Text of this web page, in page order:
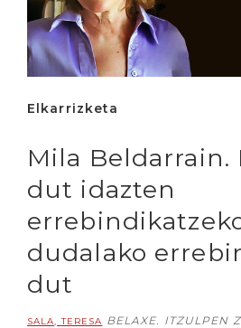
Elkarrizketa
Mila Beldarrain.
dut idazten
dudalako
dut
SALA, TERESA BELAXE. ITZULPEN